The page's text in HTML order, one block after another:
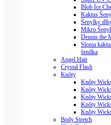
Blob Ice
Kaktus
Šenylky
Mikro
Dennis the
Slonia
šenilka
Angel Hair
Crystal Flash
Knôty
Knôty
Knôty
Knôty
Knôty
Knôty
Body Stretch